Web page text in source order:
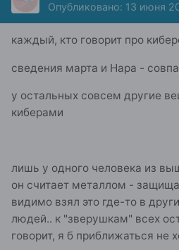
Опубликовано: 13 июня
каждый, кто говорит про
сведения марта и Нара -
у остальных совсем другие
киберами
лишь у одного человека из
он считает металлом -
видимо взял это где-то в
людей.. к "зверушкам" всех
говорит, я б приближаться не